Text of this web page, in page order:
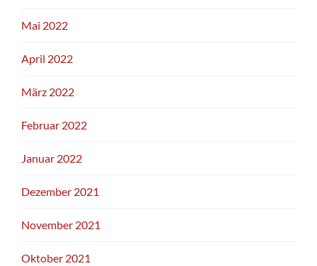
Mai 2022
April 2022
März 2022
Februar 2022
Januar 2022
Dezember 2021
November 2021
Oktober 2021